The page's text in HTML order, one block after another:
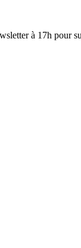
à 17h pour